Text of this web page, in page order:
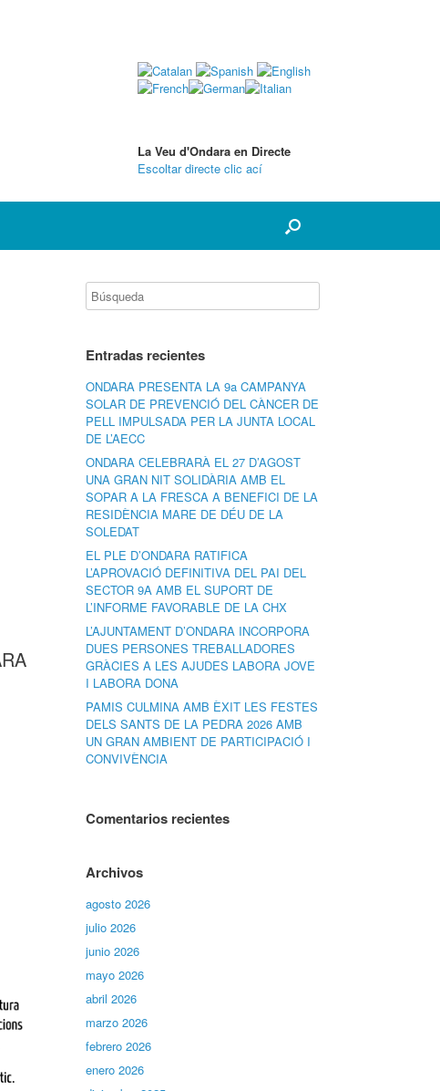
La Veu d'Ondara en Directe
Escoltar directe clic ací
Entradas recientes
ONDARA PRESENTA LA 9a CAMPANYA
SOLAR DE PREVENCIÓ DEL CÀNCER DE
PELL IMPULSADA PER LA JUNTA LOCAL
DE L’AECC
ONDARA CELEBRARÀ EL 27 D’AGOST
UNA GRAN NIT SOLIDÀRIA AMB EL
SOPAR A LA FRESCA A BENEFICI DE LA
RESIDÈNCIA MARE DE DÉU DE LA
SOLEDAT
EL PLE D’ONDARA RATIFICA
L’APROVACIÓ DEFINITIVA DEL PAI DEL
SECTOR 9A AMB EL SUPORT DE
L’INFORME FAVORABLE DE LA CHX
L’AJUNTAMENT D’ONDARA INCORPORA
DUES PERSONES TREBALLADORES
GRÀCIES A LES AJUDES LABORA JOVE
I LABORA DONA
PAMIS CULMINA AMB ÈXIT LES FESTES
DELS SANTS DE LA PEDRA 2026 AMB
UN GRAN AMBIENT DE PARTICIPACIÓ I
CONVIVÈNCIA
Comentarios recientes
Archivos
agosto 2026
julio 2026
junio 2026
mayo 2026
abril 2026
marzo 2026
febrero 2026
enero 2026